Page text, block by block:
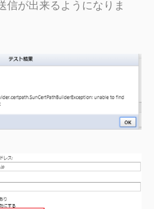
信が出来るようになりま